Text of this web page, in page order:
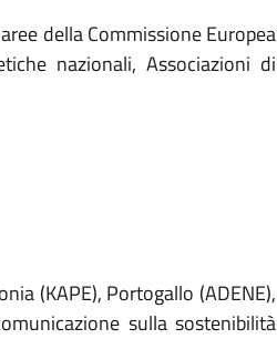
della Commissione Europea
nazionali, Associazioni di
(KAPE), Portogallo (ADENE),
sulla sostenibilità